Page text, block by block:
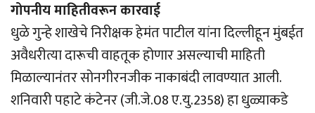
गोपनीय माहितीवरून कारवाई
धुळे गुन्हे शाखेचे निरीक्षक हेमंत पाटील यांना दिल्लीहून मुंबईत
अवैधरीत्या दारूची वाहतूक होणार असल्याची माहिती
मिळाल्यानंतर सोनगीरनजीक नाकाबंदी लावण्यात आली.
शनिवारी पहाटे कंटेनर (जी.जे.08 ए.यु.2358) हा धुळ्याकडे